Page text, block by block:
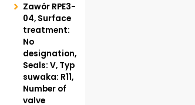
Zawór RPE3-
04, Surface
treatment:
No
designation,
Seals: V, Typ
suwaka: R11,
Number of
valve